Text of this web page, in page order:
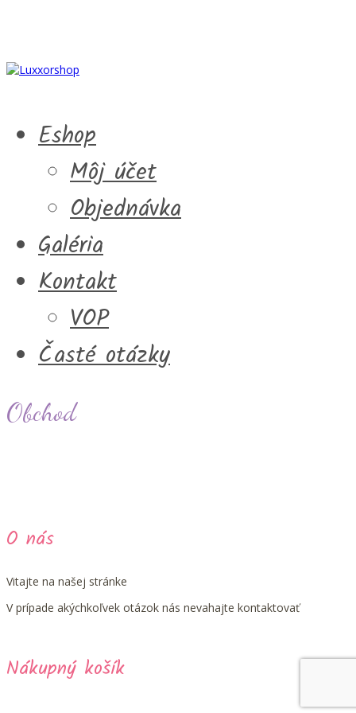
Eshop
Môj účet
Objednávka
Galéria
Kontakt
VOP
Časté otázky
Obchod
O nás
Vitajte na našej stránke
V prípade akýchkoľvek otázok nás nevahajte kontaktovať
Nákupný košík